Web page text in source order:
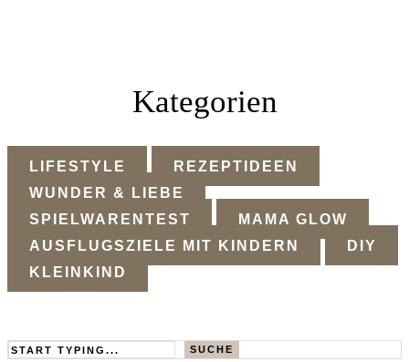
Kategorien
LIFESTYLE
REZEPTIDEEN
WUNDER & LIEBE
SPIELWARENTEST
MAMA GLOW
AUSFLUGSZIELE MIT KINDERN
DIY
KLEINKIND
Search SUCHE